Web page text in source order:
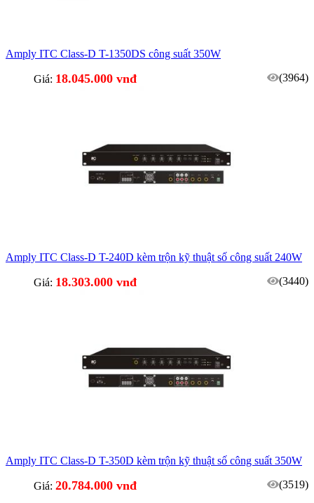
Amply ITC Class-D T-1350DS công suất 350W
Giá: 18.045.000 vnđ (3964)
Amply ITC Class-D T-240D kèm trộn kỹ thuật số công suất 240W
Giá: 18.303.000 vnđ (3440)
Amply ITC Class-D T-350D kèm trộn kỹ thuật số công suất 350W
Giá: 20.784.000 vnđ (3519)